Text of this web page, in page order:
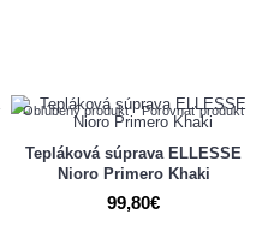
Obľúbený produkt Porovnať produkt
Tepláková súprava ELLESSE
Nioro Primero Khaki
99,80€